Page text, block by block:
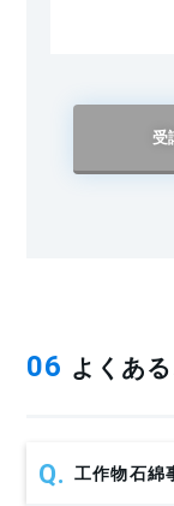
受
06 よくあ
工作物石綿